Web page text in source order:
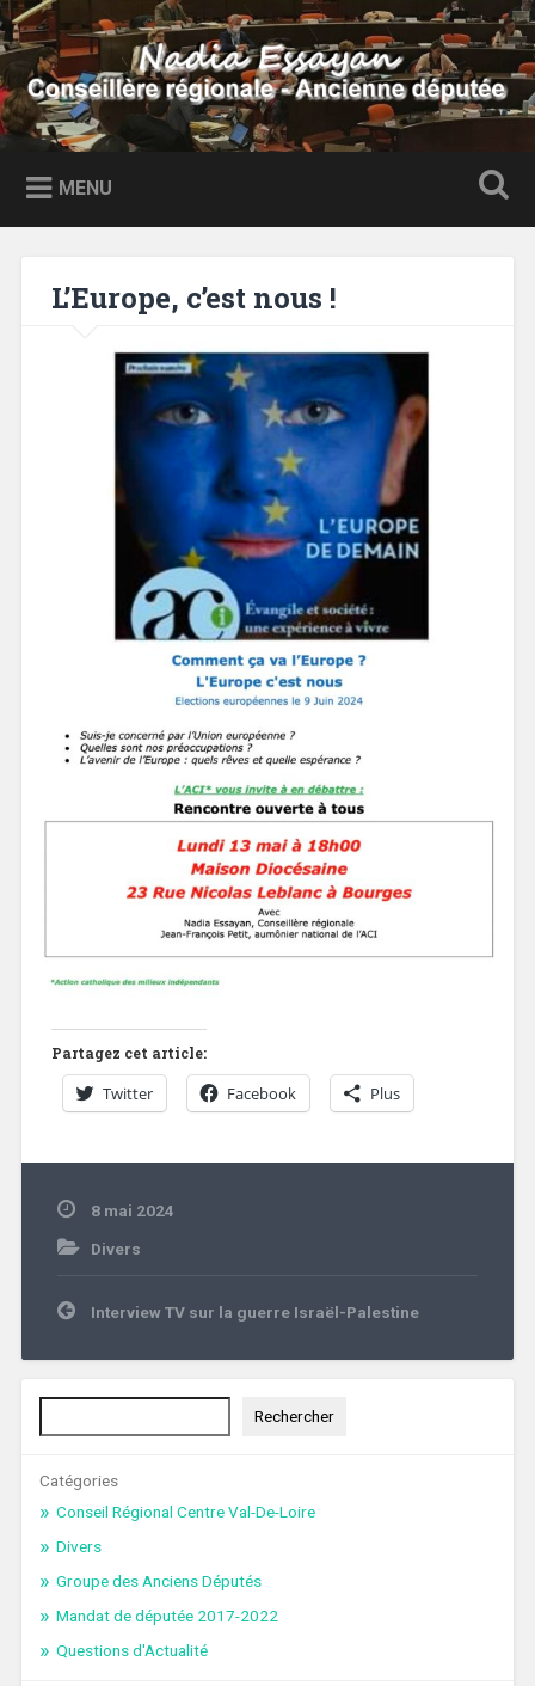
Accéder
au
contenu
principal
Recherche
Nadia Essayan
Conseillère régionale – Ancienne députée
MENU
L’Europe, c’est nous !
Partagez cet article:
Twitter Facebook Plus
8 mai 2024
Divers
Navigation
de
Interview TV sur la guerre Israël-Palestine
Rechercher
Rechercher
Catégories
Conseil Régional Centre Val-De-Loire
Divers
Groupe des Anciens Députés
Mandat de députée 2017-2022
Questions d'Actualité